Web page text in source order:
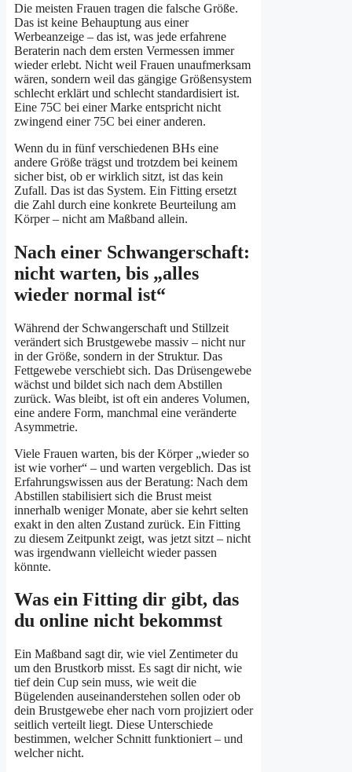
Die meisten Frauen tragen die falsche Größe.
Das ist keine Behauptung aus einer
Werbeanzeige – das ist, was jede erfahrene
Beraterin nach dem ersten Vermessen immer
wieder erlebt. Nicht weil Frauen unaufmerksam
wären, sondern weil das gängige Größensystem
schlecht erklärt und schlecht standardisiert ist.
Eine 75C bei einer Marke entspricht nicht
zwingend einer 75C bei einer anderen.
Wenn du in fünf verschiedenen BHs eine
andere Größe trägst und trotzdem bei keinem
sicher bist, ob er wirklich sitzt, ist das kein
Zufall. Das ist das System. Ein Fitting ersetzt
die Zahl durch eine konkrete Beurteilung am
Körper – nicht am Maßband allein.
Nach einer Schwangerschaft:
nicht warten, bis „alles
wieder normal ist“
Während der Schwangerschaft und Stillzeit
verändert sich Brustgewebe massiv – nicht nur
in der Größe, sondern in der Struktur. Das
Fettgewebe verschiebt sich. Das Drüsengewebe
wächst und bildet sich nach dem Abstillen
zurück. Was bleibt, ist oft ein anderes Volumen,
eine andere Form, manchmal eine veränderte
Asymmetrie.
Viele Frauen warten, bis der Körper „wieder so
ist wie vorher“ – und warten vergeblich. Das ist
Erfahrungswissen aus der Beratung: Nach dem
Abstillen stabilisiert sich die Brust meist
innerhalb weniger Monate, aber sie kehrt selten
exakt in den alten Zustand zurück. Ein Fitting
zu diesem Zeitpunkt zeigt, was jetzt sitzt – nicht
was irgendwann vielleicht wieder passen
könnte.
Was ein Fitting dir gibt, das
du online nicht bekommst
Ein Maßband sagt dir, wie viel Zentimeter du
um den Brustkorb misst. Es sagt dir nicht, wie
tief dein Cup sein muss, wie weit die
Bügelenden auseinanderstehen sollen oder ob
dein Brustgewebe eher nach vorn projiziert oder
seitlich verteilt liegt. Diese Unterschiede
bestimmen, welcher Schnitt funktioniert – und
welcher nicht.